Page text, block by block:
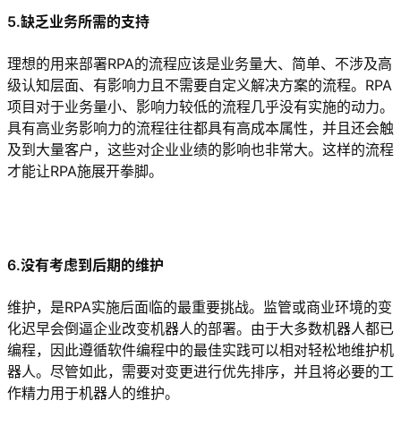
5.缺乏业务所需的支持
理想的用来部署RPA的流程应该是业务量大、简单、不涉及高
级认知层面、有影响力且不需要自定义解决方案的流程。RPA
项目对于业务量小、影响力较低的流程几乎没有实施的动力。
具有高业务影响力的流程往往都具有高成本属性，并且还会触
及到大量客户，这些对企业业绩的影响也非常大。这样的流程
才能让RPA施展开拳脚。
6.没有考虑到后期的维护
维护，是RPA实施后面临的最重要挑战。监管或商业环境的变
化迟早会倒逼企业改变机器人的部署。由于大多数机器人都已
编程，因此遵循软件编程中的最佳实践可以相对轻松地维护机
器人。尽管如此，需要对变更进行优先排序，并且将必要的工
作精力用于机器人的维护。